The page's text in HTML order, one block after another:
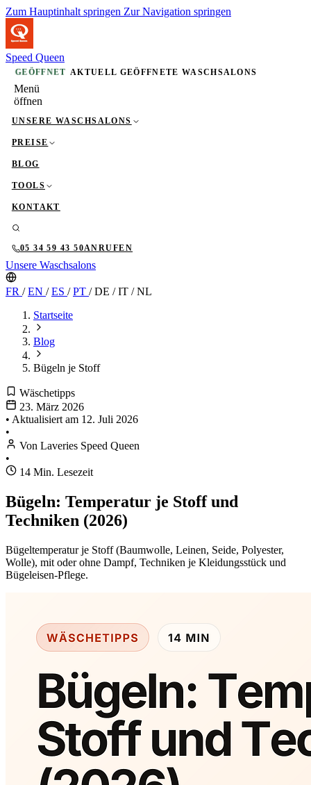
Zum Hauptinhalt springen Zur Navigation springen
Speed Queen
GEÖFFNET AKTUELL GEÖFFNETE WASCHSALONS
Menü
öffnen
UNSERE WASCHSALONS
PREISE
BLOG
TOOLS
KONTAKT
05 34 59 43 50ANRUFEN
Unsere Waschsalons
FR /EN /ES /PT /DE /IT /NL
Startseite
Blog
Bügeln je Stoff
Wäschetipps
23. März 2026
• Aktualisiert am 12. Juli 2026
•
Von Laveries Speed Queen
•
14 Min. Lesezeit
Bügeln: Temperatur je Stoff und
Techniken (2026)
Bügeltemperatur je Stoff (Baumwolle, Leinen, Seide, Polyester,
Wolle), mit oder ohne Dampf, Techniken je Kleidungsstück und
Bügeleisen-Pflege.